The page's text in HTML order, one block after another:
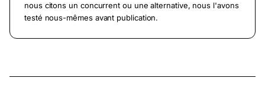
nous citons un concurrent ou une alternative, nous l'avons
testé nous-mêmes avant publication.